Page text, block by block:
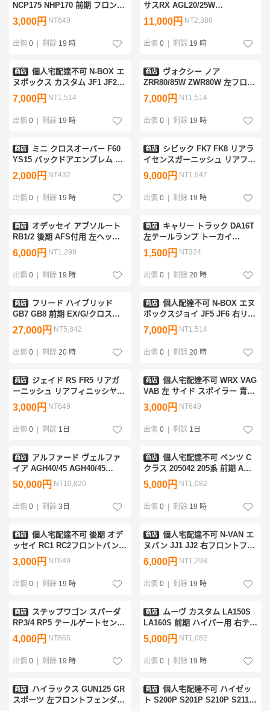
NCP175 NHP170 前期 フロント
グリル 黒無塗装 53101-
52460/500 53112-52470/80
[ZNo:06000407]
3,000円 NT649
出價 0 剩餘 19 時
サスRX AGL20/25W
GYL20/25W Fスポーツ用 フロ
ントバンパー パール 083 52119-
48590 52119-4D981-A0
[05000039]
11,000円 NT2,380
出價 0 剩餘 19 時
商店
個人宅配達不可 N-BOX エ
ヌボックス カスタム JF1 JF2
右サイドスポイラー パール
NH624P 71800-TY0-N0-50
71800-TY0-N01ZF
[ZNo:08000269]
7,000円 NT1,514
出價 0 剩餘 19 時
商店
ヴォクシー ノア
ZRR80/85W ZWR80W 左フロン
トドアマッドガード 黒 221
76904-28140 76914-28120
76904-28140-C1
[ZNo:06000210]
7,000円 NT1,514
出價 0 剩餘 19 時
商店
ミニ クロスオーバー F60
YS15 バックドアエンブレム 51
14 9 447 810 [ZNo:08000116]
2,000円 NT432
出價 0 剩餘 19 時
商店
シビック FK7 FK8 リアラ
イセンスガーニッシュ リアフィ
ニッシヤーパネル 黒 NH731P
74890-TGG-ZZ00 74890-TGG-
E01ZH 06000574]
9,000円 NT1,947
出價 0 剩餘 19 時
商店
オデッセイ アブソルート
RB1/2 後期 AFS付用 左ヘッド
ライト ＨＩＤ ユニット スタン
レ P4222 33151-SFE-N11 印字
N1 [ZNo:06000438]
6,000円 NT1,298
出價 0 剩餘 19 時
商店
キャリー トラック DA16T
左テールランプ トーカイ
35701-67H0R 35701-67H0R
35655-67H0L [ZNo:04000560]
1,500円 NT324
出價 0 剩餘 20 時
商店
フリード ハイブリッド
GB7 GB8 前期 EX/G/クロスタ
ー用 未使用品 左ヘッドライト
ＬＥＤ スタンレ W2172 33150-
TDK-J61/62 印字J6 [6-528]
27,000円 NT5,842
出價 0 剩餘 20 時
商店
個人配達不可 N-BOX エヌ
ボックスジョイ JF5 JF6 右リア
ドア 右スライドドア パワスラ
ベージュ/黒 YR662P 67510-
39L-900ZZ [ZNo:08000103]
7,000円 NT1,514
出價 0 剩餘 20 時
商店
ジェイド RS FR5 リアガ
ーニッシュ リアフィニッシヤー
パネル 黒 NH731P 74890-T4R-
ZZ10-M1[ZNo:02000719]
3,000円 NT649
出價 0 剩餘 1日
商店
個人宅配達不可 WRX VAG
VAB 左 サイド スポイラー 青
K7X 96051VA110
[ZNo:31000119]
3,000円 NT649
出價 0 剩餘 1日
商店
アルファード ヴェルファ
イア AGH40/45 AGH40/45
AAHH40/45 TAHA40/45 モデリ
スタ MODELLISTA サイドスカ
ート一式 黒 202 MSD44-58005-
C0
50,000円 NT10,820
出價 0 剩餘 3日
商店
個人宅配達不可 ベンツ C
クラス 205042 205系 前期 AMG
ライン フロントバンパー パー
ル A205 885 0925
[ZNo:07000310]
5,000円 NT1,082
出價 0 剩餘 19 時
商店
個人宅配達不可 後期 オデ
ッセイ RC1 RC2フロントバンパ
ー パール NH883P 71101-T6A-
ZW00 [ZNo:02000883]
3,000円 NT649
出價 0 剩餘 19 時
商店
個人宅配達不可 N-VAN エ
ヌバン JJ1 JJ2 右フロントフェ
ンダー 白 NH906 60211-TXA-
000ZZ [ZNo:07000159]
6,000円 NT1,298
出價 0 剩餘 19 時
商店
ステップワゴン スパーダ
RP3/4 RP5 テールゲートセンタ
ーガーニッシュ 黒 NH812P
74896-TAA-00 74896-TAA-
003ZC [ZNo:07000795]
4,000円 NT865
出價 0 剩餘 19 時
商店
ムーヴ カスタム LA150S
LA160S 前期 ハイパー用 右テー
ルランプ ユニット ＬＥＤ コイ
ト 220-69010 81551-B2330
[ZNo:07000082]
5,000円 NT1,082
出價 0 剩餘 19 時
商店
ハイラックス GUN125 GR
スポーツ 左フロントフェンダー
商店
個人宅配達不可 ハイゼッ
ト S200P S201P S210P S211P